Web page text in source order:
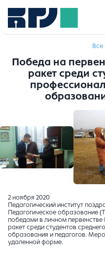
Все
Победа на
ракет среди
2 ноября 2020
Педагогический институт
Педагогическое образование
победами в личном
ракет среди студентов
образования и педагогов.
удаленной форме.